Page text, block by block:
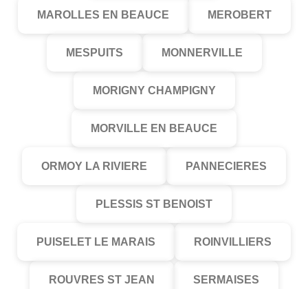
MAROLLES EN BEAUCE MEROBERT
MESPUITS MONNERVILLE
MORIGNY CHAMPIGNY
MORVILLE EN BEAUCE
ORMOY LA RIVIERE PANNECIERES
PLESSIS ST BENOIST
PUISELET LE MARAIS ROINVILLIERS
ROUVRES ST JEAN SERMAISES